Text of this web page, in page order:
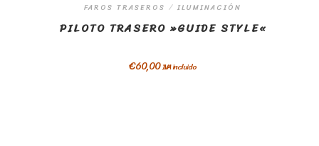
FAROS TRASEROS / ILUMINACIÓN
PILOTO TRASERO »GUIDE STYLE«
€60,00IVA incluido